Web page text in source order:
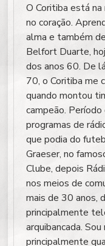
O Coritiba está
no coração.
alma e também
Belfort Duarte,
dos anos 60. De
70, o Coritiba me
quando montou
campeão.
programas de
que podia do
Graeser, no
Clube, depois
nos meios de
mais de 30 anos,
principalmente
arquibancada.
principalmente